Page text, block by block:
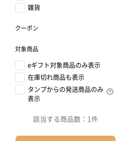
雑貨
クーポン
対象商品
eギフト対象商品のみ表示
在庫切れ商品も表示
タンプからの発送商品のみ
表示
該当する商品数： 1件